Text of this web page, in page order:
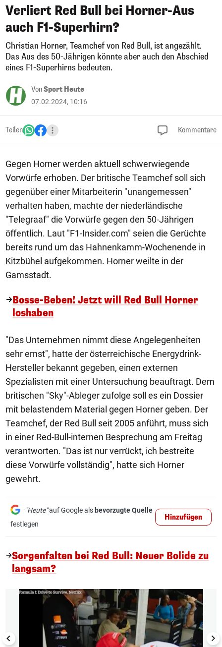
Verliert Red Bull bei Horner-Aus
auch F1-Superhirn?
Christian Horner, Teamchef von Red Bull, ist angezählt.
Das Aus des 50-Jährigen könnte aber auch den Abschied
eines F1-Superhirns bedeuten.
VonSport Heute
07.02.2024, 10:16
Teilen Kommentare
Gegen Horner werden aktuell schwerwiegende
Vorwürfe erhoben. Der britische Teamchef soll sich
gegenüber einer Mitarbeiterin "unangemessen"
verhalten haben, machte der niederländische
"Telegraaf" die Vorwürfe gegen den 50-Jährigen
öffentlich. Laut "F1-Insider.com" seien die Gerüchte
bereits rund um das Hahnenkamm-Wochenende in
Kitzbühel aufgekommen. Horner weilte in der
Gamsstadt.
Bosse-Beben! Jetzt will Red Bull Horner
loshaben
"Das Unternehmen nimmt diese Angelegenheiten
sehr ernst", hatte der österreichische Energydrink-
Hersteller bekannt gegeben, einen externen
Spezialisten mit einer Untersuchung beauftragt. Dem
britischen "Sky"-Ableger zufolge soll es ein Dossier
mit belastendem Material gegen Horner geben. Der
Teamchef, der Red Bull seit 2005 anführt, muss sich
in einer Red-Bull-internen Besprechung am Freitag
verantworten. "Das ist nur verrückt, ich bestreite
diese Vorwürfe vollständig", hatte sich Horner
gewehrt.
"Heute"auf Google als bevorzugte Quelle
festlegen
Hinzufügen
Sorgenfalten bei Red Bull: Neuer Bolide zu
langsam?
1/5